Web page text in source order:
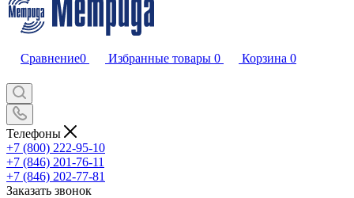
Сравнение0 Избранные товары 0 Корзина 0
Телефоны
+7 (800) 222-95-10
+7 (846) 201-76-11
+7 (846) 202-77-81
Заказать звонок